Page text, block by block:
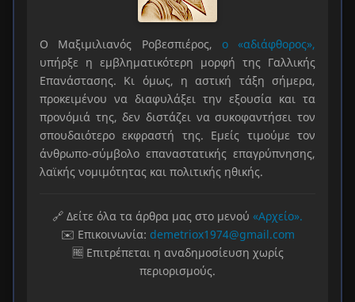
Ο Μαξιμιλιανός Ροβεσπιέρος, ο «αδιάφθορος»,
υπήρξε η εμβληματικότερη μορφή της Γαλλικής
Επανάστασης. Κι όμως, η αστική τάξη σήμερα,
προκειμένου να διαφυλάξει την εξουσία και τα
προνόμιά της, δεν διστάζει να συκοφαντήσει τον
σπουδαιότερο εκφραστή της. Εμείς τιμούμε τον
άνθρωπο-σύμβολο επαναστατικής επαγρύπνησης,
λαϊκής νομιμότητας και πολιτικής ηθικής.
🔗 Δείτε όλα τα άρθρα μας στο μενού «Αρχείο».
✉️ Επικοινωνία: demetriox1974@gmail.com
🆓 Επιτρέπεται η αναδημοσίευση χωρίς
περιορισμούς.